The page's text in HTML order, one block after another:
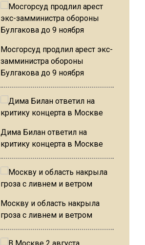
Мосгорсуд продлил арест экс-
замминистра обороны
Булгакова до 9 ноября
Дима Билан ответил на
критику концерта в Москве
Москву и область накрыла
гроза с ливнем и ветром